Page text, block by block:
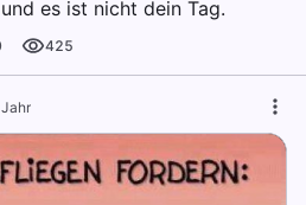
es ist nicht dein Tag.
425